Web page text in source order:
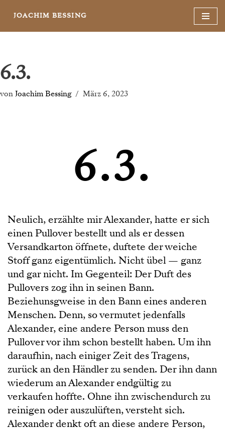
JOACHIM BESSING
6.3.
von Joachim Bessing März 6, 2023
6.3.
Neulich, erzählte mir Alexander, hatte er sich
einen Pullover bestellt und als er dessen
Versandkarton öffnete, duftete der weiche
Stoff ganz eigentümlich. Nicht übel — ganz
und gar nicht. Im Gegenteil: Der Duft des
Pullovers zog ihn in seinen Bann.
Beziehunsgweise in den Bann eines anderen
Menschen. Denn, so vermutet jedenfalls
Alexander, eine andere Person muss den
Pullover vor ihm schon bestellt haben. Um ihn
daraufhin, nach einiger Zeit des Tragens,
zurück an den Händler zu senden. Der ihn dann
wiederum an Alexander endgültig zu
verkaufen hoffte. Ohne ihn zwischendurch zu
reinigen oder auszulüften, versteht sich.
Alexander denkt oft an diese andere Person,